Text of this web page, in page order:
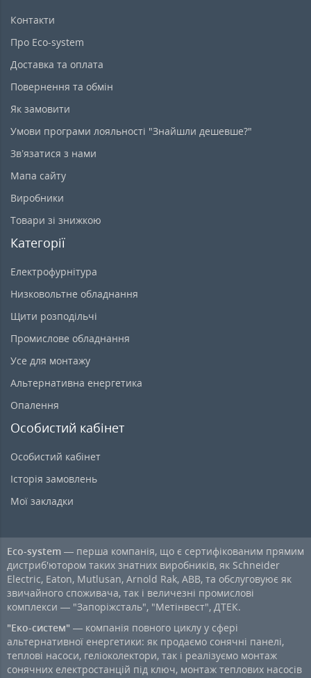
Контакти
Про Eco-system
Доставка та оплата
Повернення та обмін
Як замовити
Умови програми лояльності "Знайшли дешевше?"
Зв’язатися з нами
Мапа сайту
Виробники
Товари зі знижкою
Категорії
Електрофурнітура
Низковольтне обладнання
Щити розподільчі
Промислове обладнання
Усе для монтажу
Альтернативна енергетика
Опалення
Особистий кабінет
Особистий кабінет
Історія замовлень
Мої закладки
Eco-system — перша компанія, що є сертифікованим прямим
дистриб'ютором таких знатних виробників, як Schneider
Electric, Eaton, Mutlusan, Arnold Rak, ABB, та обслуговуює як
звичайного споживача, так і величезні промислові
комплекси — "Запоріжсталь", "Метінвест", ДТЕК.
"Еко-систем" — компанія повного циклу у сфері
альтернативної енергетики: як продаємо сонячні панелі,
теплові насоси, геліоколектори, так і реалізуємо монтаж
сонячних електростанцій під ключ, монтаж теплових насосів